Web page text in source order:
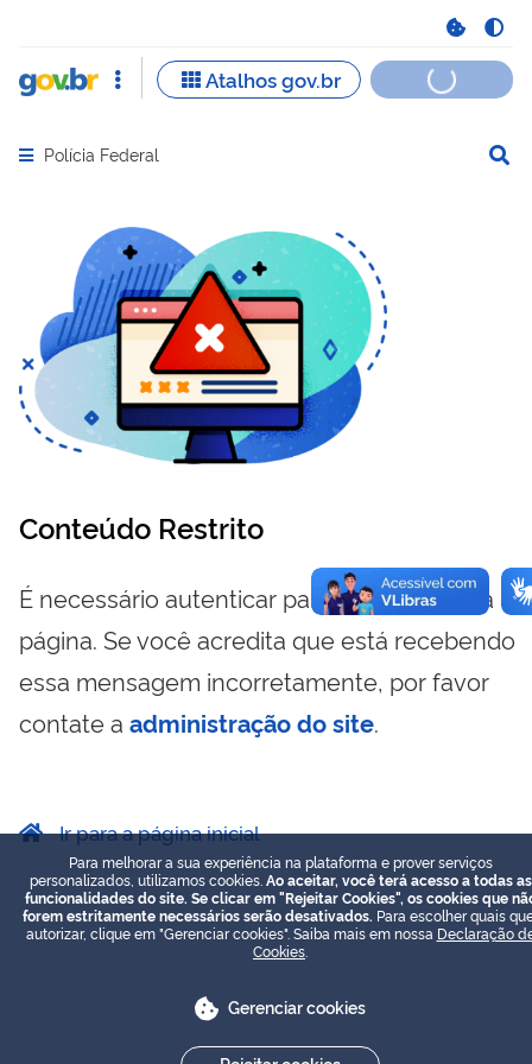
Abrir menu principal de navegação
Polícia Federal
Conteúdo Restrito
É necessário autenticar para visualizar essa
página. Se você acredita que está recebendo
essa mensagem incorretamente, por favor
contate a administração do site.
Ir para a página inicial
Para melhorar a sua experiência na plataforma e prover serviços
personalizados, utilizamos cookies. Ao aceitar, você terá acesso a todas as
funcionalidades do site. Se clicar em "Rejeitar Cookies", os cookies que
forem estritamente necessários serão desativados. Para escolher quais
autorizar, clique em "Gerenciar cookies". Saiba mais em nossa Declaração
Cookies
Gerenciar cookies